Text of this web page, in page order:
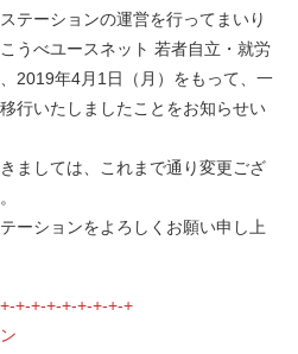
テーションの運営を行ってまいり
うべユースネット 若者自立・就労
2019年4月1日（月）をもって、一
行いたしましたことをお知らせい
ましては、これまで通り変更ござ
ーションをよろしくお願い申し上
+-+-+-+-+-+-+-+